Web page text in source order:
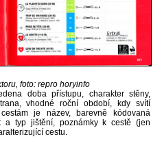
foto: repro horyinfo
doba přístupu, charakter stěny,
vhodné roční období, kdy svítí
je název, barevně kódovaná
a typ jištění, poznámky k cestě (jen
cestu.